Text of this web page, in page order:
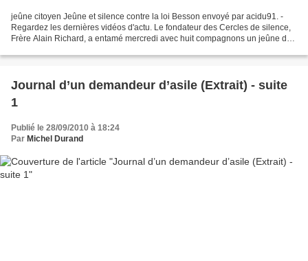
jeûne citoyen Jeûne et silence contre la loi Besson envoyé par acidu91. -
Regardez les dernières vidéos d'actu. Le fondateur des Cercles de silence,
Frère Alain Richard, a entamé mercredi avec huit compagnons un jeûne de
Journal d’un demandeur d’asile (Extrait) - suite
1
Publié le 28/09/2010 à 18:24
Par Michel Durand